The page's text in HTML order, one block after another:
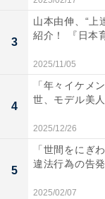
3
山本由伸、“上
紹介！ 『日本
2025/11/05
4
「年々イケメ
世、モデル美
2025/12/26
5
「世間をにぎ
違法行為の告
2025/02/07